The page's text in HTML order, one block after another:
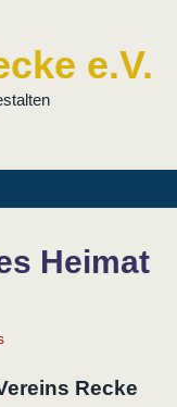
e.V.
Heimat
Recke